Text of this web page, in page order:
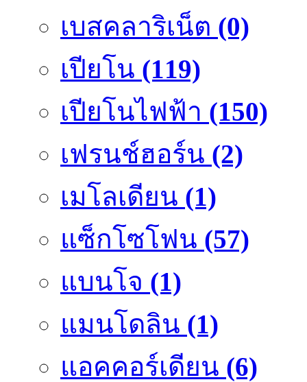
เบสคลาริเน็ต (0)
เปียโน (119)
เปียโนไฟฟ้า (150)
เฟรนช์ฮอร์น (2)
เมโลเดียน (1)
แซ็กโซโฟน (57)
แบนโจ (1)
แมนโดลิน (1)
แอคคอร์เดียน (6)